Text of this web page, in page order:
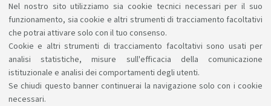
Nel nostro sito utilizziamo sia cookie tecnici necessari per il suo
funzionamento, sia cookie e altri strumenti di tracciamento facoltativi
che potrai attivare solo con il tuo consenso.
Cookie e altri strumenti di tracciamento facoltativi sono usati per
analisi statistiche, misure sull'efficacia della comunicazione
istituzionale e analisi dei comportamenti degli utenti.
Se chiudi questo banner continuerai la navigazione solo con i cookie
necessari.
Eventi di orientamento
Oggi non ci sono open day
Vai agli eventi di orientamento